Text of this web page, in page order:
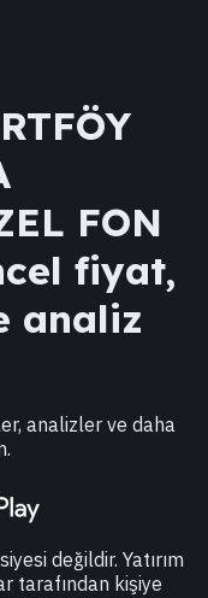
FON
fiyat,
analiz
analizler ve daha
değildir. Yatırım
tarafından kişiye